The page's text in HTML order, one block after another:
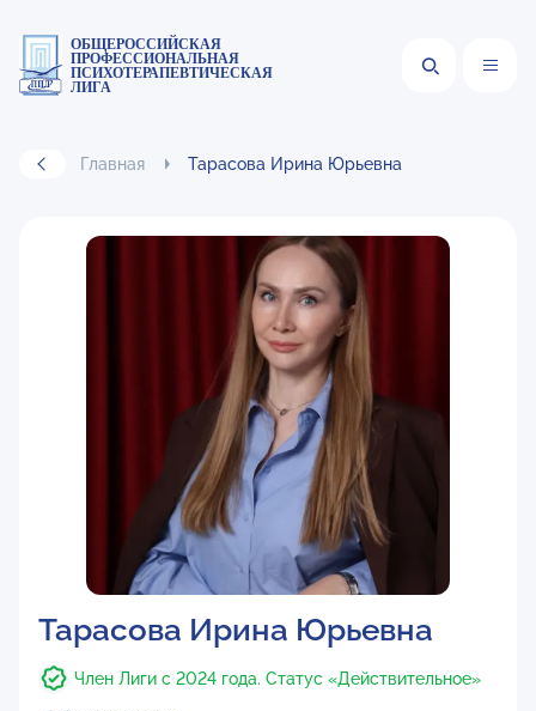
ОБЩЕРОССИЙСКАЯ
ПРОФЕССИОНАЛЬНАЯ
ПСИХОТЕРАПЕВТИЧЕСКАЯ
ЛИГА
Главная Тарасова Ирина Юрьевна
Тарасова Ирина Юрьевна
Член Лиги с 2024 года. Статус «Действительное»